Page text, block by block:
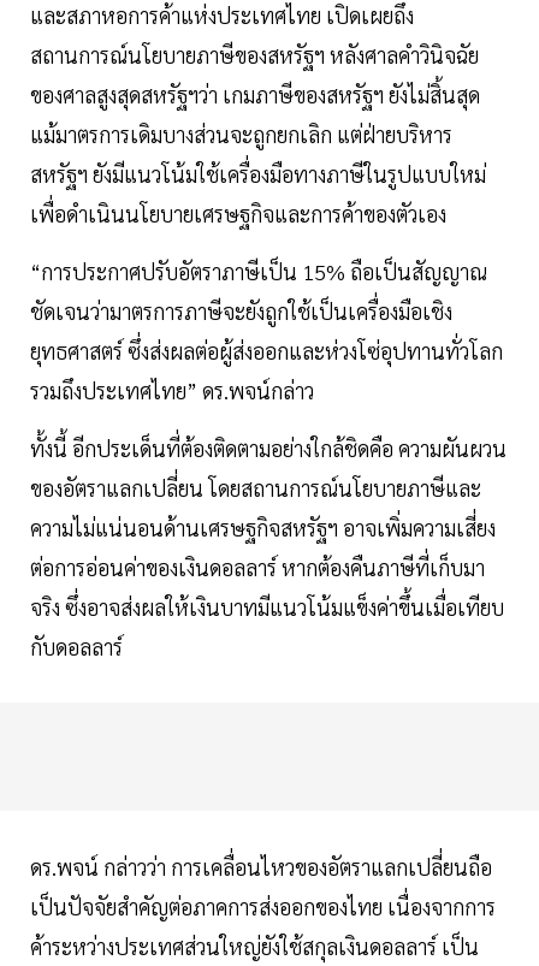
และสภาหอการค้าแห่งประเทศไทย เปิดเผยถึง
สถานการณ์นโยบายภาษีของสหรัฐฯ หลังศาลคำวินิจฉัย
ของศาลสูงสุดสหรัฐฯว่า เกมภาษีของสหรัฐฯ ยังไม่สิ้นสุด
แม้มาตรการเดิมบางส่วนจะถูกยกเลิก แต่ฝ่ายบริหาร
สหรัฐฯ ยังมีแนวโน้มใช้เครื่องมือทางภาษีในรูปแบบใหม่
เพื่อดำเนินนโยบายเศรษฐกิจและการค้าของตัวเอง
“การประกาศปรับอัตราภาษีเป็น 15% ถือเป็นสัญญาณ
ชัดเจนว่ามาตรการภาษีจะยังถูกใช้เป็นเครื่องมือเชิง
ยุทธศาสตร์ ซึ่งส่งผลต่อผู้ส่งออกและห่วงโซ่อุปทานทั่วโลก
รวมถึงประเทศไทย” ดร.พจน์กล่าว
ทั้งนี้ อีกประเด็นที่ต้องติดตามอย่างใกล้ชิดคือ ความผันผวน
ของอัตราแลกเปลี่ยน โดยสถานการณ์นโยบายภาษีและ
ความไม่แน่นอนด้านเศรษฐกิจสหรัฐฯ อาจเพิ่มความเสี่ยง
ต่อการอ่อนค่าของเงินดอลลาร์ หากต้องคืนภาษีที่เก็บมา
จริง ซึ่งอาจส่งผลให้เงินบาทมีแนวโน้มแข็งค่าขึ้นเมื่อเทียบ
กับดอลลาร์
ดร.พจน์ กล่าวว่า การเคลื่อนไหวของอัตราแลกเปลี่ยนถือ
เป็นปัจจัยสำคัญต่อภาคการส่งออกของไทย เนื่องจากการ
ค้าระหว่างประเทศส่วนใหญ่ยังใช้สกุลเงินดอลลาร์ เป็น